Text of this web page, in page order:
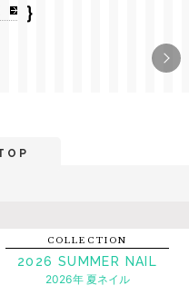
｝
COLLECTION
2026 SUMMER NAIL
2026年 夏ネイル